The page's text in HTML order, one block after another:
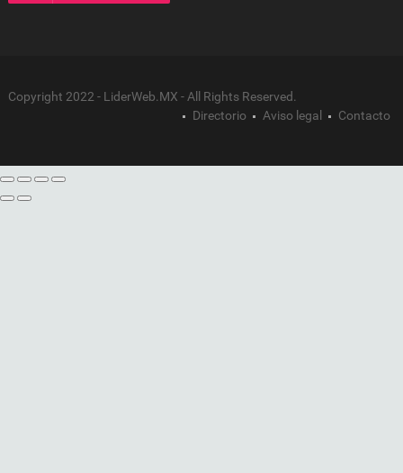
Copyright 2022 - LiderWeb.MX - All Rights Reserved.
Directorio
Aviso legal Contacto